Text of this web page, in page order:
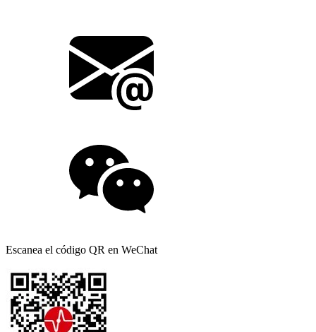
Escanea el código QR en WeChat